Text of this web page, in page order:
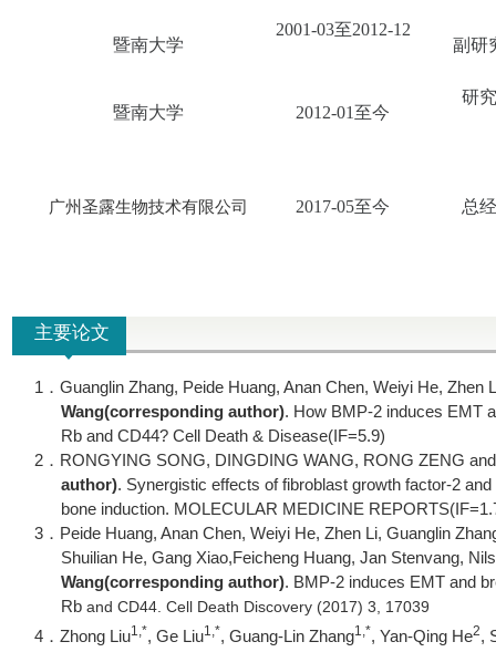
暨南大学
2001-03至2012-12
副研
暨南大学 2012-01至今
研
广州圣露生物技术有限公司 2017-05至今 总
主要论文
1．Guanglin Zhang, Peide Huang, Anan Chen, Weiyi He, Zhen
Wang(corresponding author). How BMP-2 induces EMT
Rb and CD44? Cell Death & Disease(IF=5.9)
2． RONGYING SONG, DINGDING WANG, RONG ZENG
author). Synergistic effects of fibroblast growth factor-2
bone induction. MOLECULAR MEDICINE
3． Peide Huang, Anan Chen, Weiyi He, Zhen Li, Guanglin
Shuilian He, Gang Xiao,Feicheng Huang, Jan Stenvang,
Wang(corresponding author). BMP-2 induces EMT and
Rband CD44. Cell Death Discovery (2017) 3, 17039
4．Zhong Liu1,*, Ge Liu1,*, Guang-Lin Zhang1,*, Yan-Qing He2,